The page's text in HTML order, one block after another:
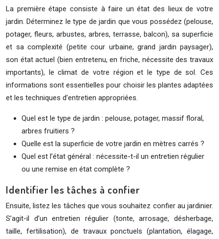
La première étape consiste à faire un état des lieux de votre
jardin. Déterminez le type de jardin que vous possédez (pelouse,
potager, fleurs, arbustes, arbres, terrasse, balcon), sa superficie
et sa complexité (petite cour urbaine, grand jardin paysager),
son état actuel (bien entretenu, en friche, nécessite des travaux
importants), le climat de votre région et le type de sol. Ces
informations sont essentielles pour choisir les plantes adaptées
et les techniques d’entretien appropriées.
Quel est le type de jardin : pelouse, potager, massif floral,
arbres fruitiers ?
Quelle est la superficie de votre jardin en mètres carrés ?
Quel est l’état général : nécessite-t-il un entretien régulier
ou une remise en état complète ?
Identifier les tâches à confier
Ensuite, listez les tâches que vous souhaitez confier au jardinier.
S’agit-il d’un entretien régulier (tonte, arrosage, désherbage,
taille, fertilisation), de travaux ponctuels (plantation, élagage,